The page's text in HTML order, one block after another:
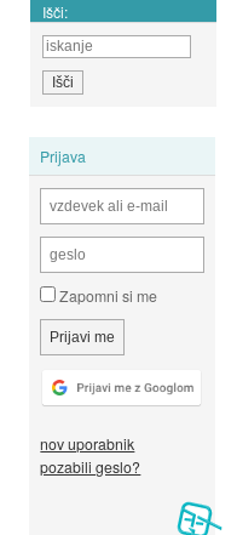
Išči:
Prijava
Zapomni si me
nov uporabnik
pozabili geslo?